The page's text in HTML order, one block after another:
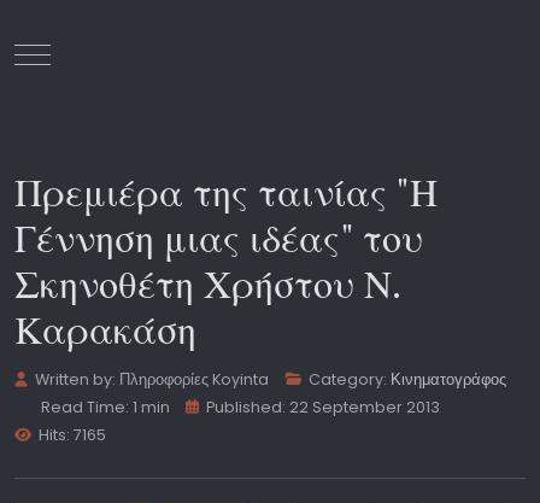
Mobile Menu Toggle
Πρεμιέρα της ταινίας "Η
Γέννηση μιας ιδέας" του
Σκηνοθέτη Χρήστου Ν.
Καρακάση
Written by: Πληροφορίες Koyinta Category: Κινηματογράφος
Read Time: 1 min
Published: 22 September 2013
Hits: 7165